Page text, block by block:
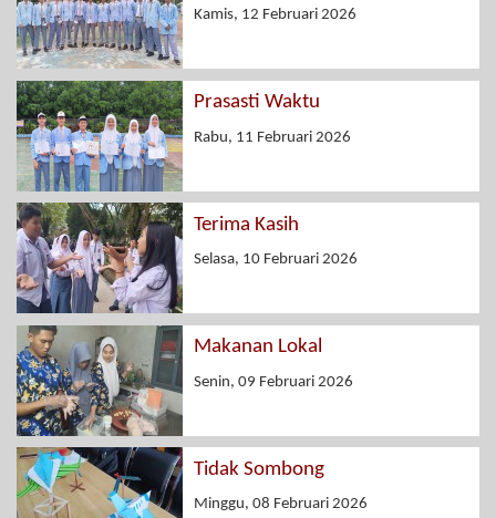
Kamis, 12 Februari 2026
Prasasti Waktu
Rabu, 11 Februari 2026
Terima Kasih
Selasa, 10 Februari 2026
Makanan Lokal
Senin, 09 Februari 2026
Tidak Sombong
Minggu, 08 Februari 2026